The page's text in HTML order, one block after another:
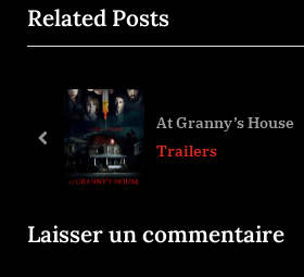
de
l’article
e
v
u
o
t
Related Posts
At Granny’s House
Trailers
prev
Laisser un commentaire